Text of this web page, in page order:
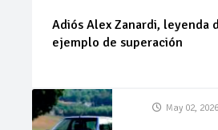
Adiós Alex Zanardi, leyenda
ejemplo de superación
May 02, 2026